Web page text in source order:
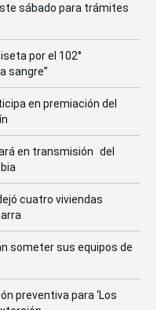
sábado para trámites
por el 102°
sangre”
en premiación del
en transmisión del
cuatro viviendas
someter sus equipos de
preventiva para ‘Los